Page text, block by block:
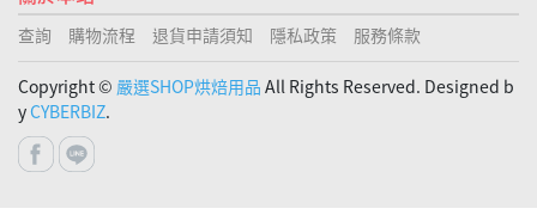
查詢 購物流程 退貨申請須知 隱私政策 服務條款
Copyright © 嚴選SHOP烘焙用品 All Rights Reserved. Designed b
yCYBERBIZ.